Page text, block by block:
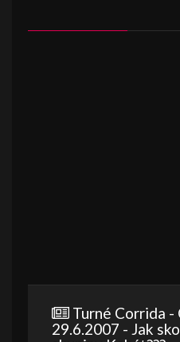
Turné Corrida
29.6.2007 - Jak